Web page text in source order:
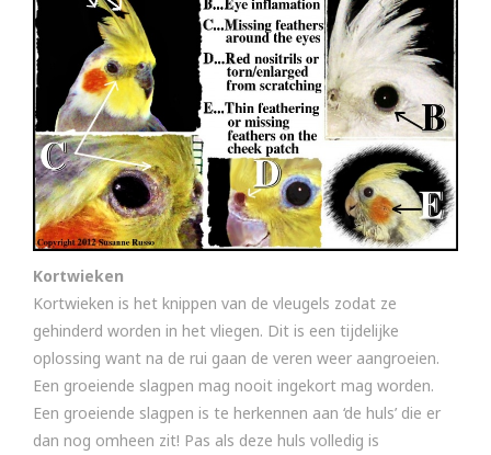
Kortwieken
Kortwieken is het knippen van de vleugels zodat ze
gehinderd worden in het vliegen. Dit is een tijdelijke
oplossing want na de rui gaan de veren weer aangroeien.
Een groeiende slagpen mag nooit ingekort mag worden.
Een groeiende slagpen is te herkennen aan ‘de huls’ die er
dan nog omheen zit! Pas als deze huls volledig is